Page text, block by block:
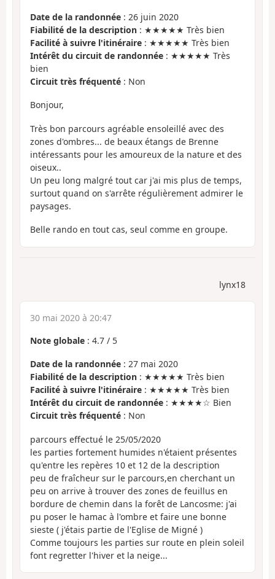
Date de la randonnée : 26 juin 2020
Fiabilité de la description : ★★★★★ Très bien
Facilité à suivre l'itinéraire : ★★★★★ Très bien
Intérêt du circuit de randonnée : ★★★★★ Très
bien
Circuit très fréquenté : Non
Bonjour,
Très bon parcours agréable ensoleillé avec des
zones d'ombres... de beaux étangs de Brenne
intéressants pour les amoureux de la nature et des
oiseux..
Un peu long malgré tout car j'ai mis plus de temps,
surtout quand on s'arrête régulièrement admirer le
paysages.
Belle rando en tout cas, seul comme en groupe.
lynx18
30 mai 2020 à 20:47
Note globale : 4.7 / 5
Date de la randonnée : 27 mai 2020
Fiabilité de la description : ★★★★★ Très bien
Facilité à suivre l'itinéraire : ★★★★★ Très bien
Intérêt du circuit de randonnée : ★★★★☆ Bien
Circuit très fréquenté : Non
parcours effectué le 25/05/2020
les parties fortement humides n'étaient présentes
qu'entre les repères 10 et 12 de la description
peu de fraîcheur sur le parcours,en cherchant un
peu on arrive à trouver des zones de feuillus en
bordure de chemin dans la forêt de Lancosme: j'ai
pu poser le hamac à l'ombre et faire une bonne
sieste ( j'étais partie de l'Eglise de Migné )
Comme toujours les parties sur route en plein soleil
font regretter l'hiver et la neige...